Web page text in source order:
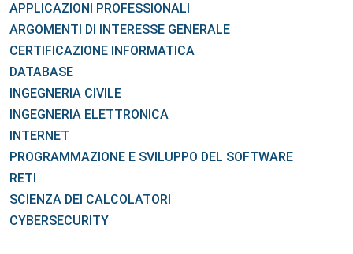
APPLICAZIONI PROFESSIONALI
ARGOMENTI DI INTERESSE GENERALE
CERTIFICAZIONE INFORMATICA
DATABASE
INGEGNERIA CIVILE
INGEGNERIA ELETTRONICA
INTERNET
PROGRAMMAZIONE E SVILUPPO DEL SOFTWARE
RETI
SCIENZA DEI CALCOLATORI
CYBERSECURITY